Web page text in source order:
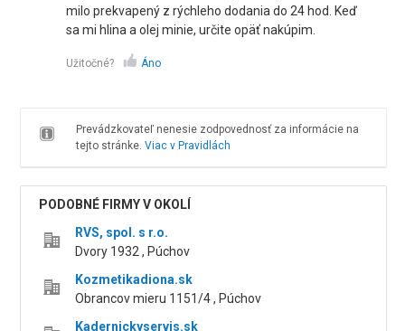
milo prekvapený z rýchleho dodania do 24 hod. Keď
sa mi hlina a olej minie, určite opäť nakúpim.
Užitočné? Áno
Prevádzkovateľ nenesie zodpovednosť za informácie na
tejto stránke. Viac v Pravidlách
PODOBNÉ FIRMY V OKOLÍ
RVS, spol. s r.o.
Dvory 1932 , Púchov
Kozmetikadiona.sk
Obrancov mieru 1151/4 , Púchov
Kadernickyservis.sk